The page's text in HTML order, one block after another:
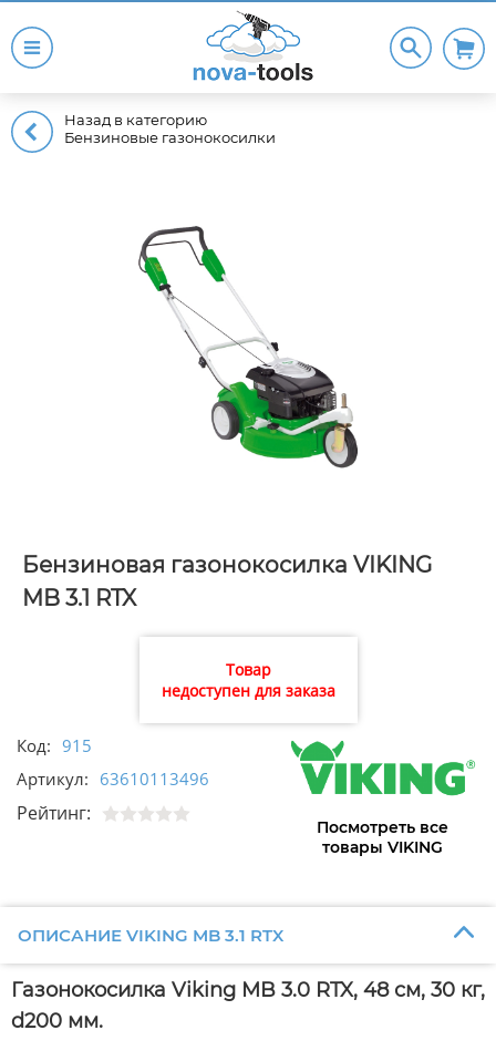
Назад в категорию
Бензиновые газонокосилки
Бензиновая газонокосилка VIKING
MB 3.1 RTX
Товар
недоступен для заказа
Код: 915
Артикул: 63610113496
Рейтинг:
Посмотреть все
товары VIKING
ОПИСАНИЕ VIKING MB 3.1 RTX
Газонокосилка Viking MB 3.0 RTX, 48 см, 30 кг,
d200 мм.